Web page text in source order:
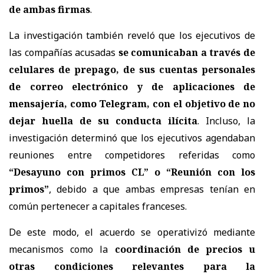
de ambas firmas.
La investigación también reveló que los ejecutivos de
las compañías acusadas se comunicaban a través de
celulares de prepago, de sus cuentas personales
de correo electrónico y de aplicaciones de
mensajería, como Telegram, con el objetivo de no
dejar huella de su conducta ilícita. Incluso, la
investigación determinó que los ejecutivos agendaban
reuniones entre competidores referidas como
“Desayuno con primos CL” o “Reunión con los
primos”, debido a que ambas empresas tenían en
común pertenecer a capitales franceses.
De este modo, el acuerdo se operativizó mediante
mecanismos como la coordinación de precios u
otras condiciones relevantes para la